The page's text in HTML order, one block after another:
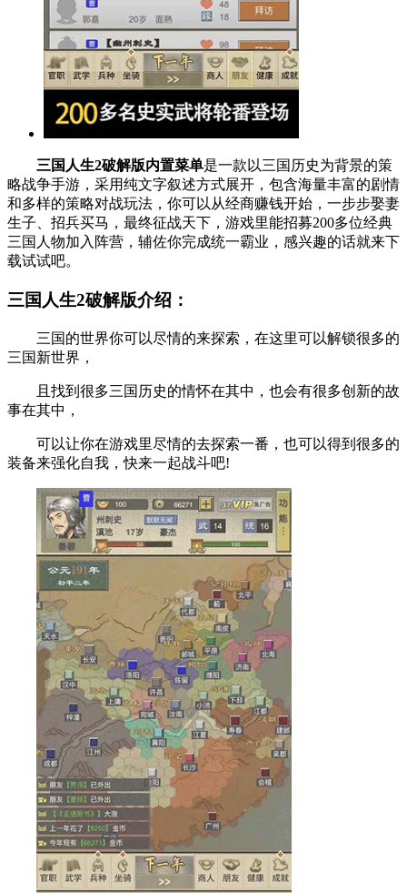
三国人生2破解版内置菜单是一款以三国历史为背景的策
略战争手游，采用纯文字叙述方式展开，包含海量丰富的剧情
和多样的策略对战玩法，你可以从经商赚钱开始，一步步娶妻
生子、招兵买马，最终征战天下，游戏里能招募200多位经典
三国人物加入阵营，辅佐你完成统一霸业，感兴趣的话就来下
载试试吧。
三国人生2破解版介绍：
三国的世界你可以尽情的来探索，在这里可以解锁很多的
三国新世界，
且找到很多三国历史的情怀在其中，也会有很多创新的故
事在其中，
可以让你在游戏里尽情的去探索一番，也可以得到很多的
装备来强化自我，快来一起战斗吧!